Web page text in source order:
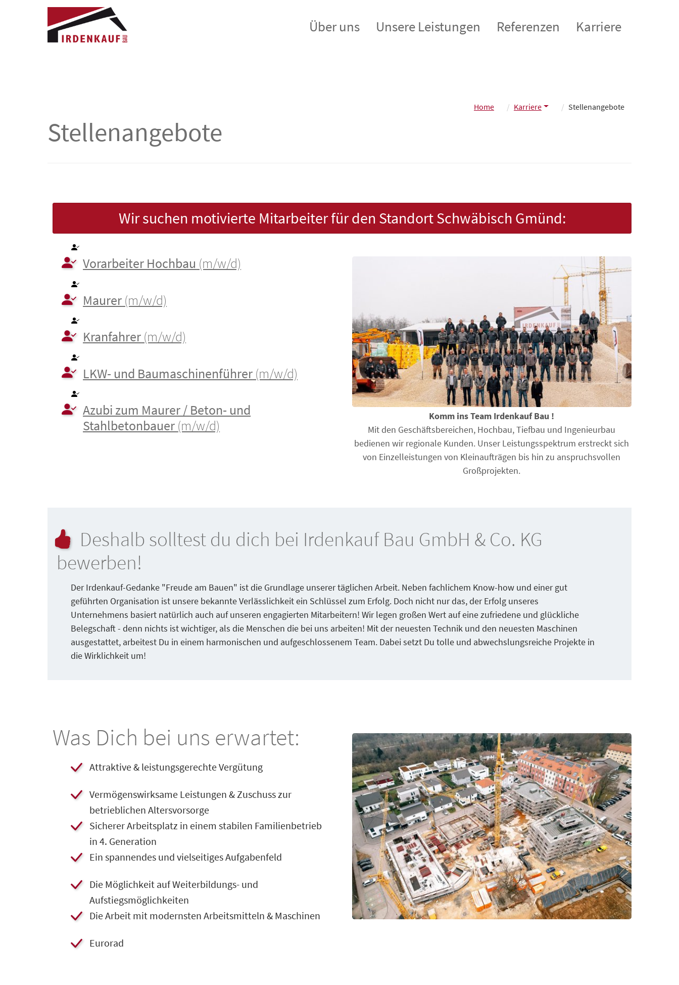
Über uns Unsere Leistungen Referenzen Karriere
Home Karriere Stellenangebote
Stellenangebote
Wir suchen motivierte Mitarbeiter für den Standort Schwäbisch Gmünd:
Komm ins Team Irdenkauf Bau !
Mit den Geschäftsbereichen, Hochbau, Tiefbau und Ingenieurbau
bedienen wir regionale Kunden. Unser Leistungsspektrum erstreckt sich
von Einzelleistungen von Kleinaufträgen bis hin zu anspruchsvollen
Großprojekten.
Vorarbeiter Hochbau (m/w/d)
Maurer (m/w/d)
Kranfahrer (m/w/d)
LKW- und Baumaschinenführer (m/w/d)
​Azubi zum Maurer / Beton- und
Stahlbetonbauer (m/w/d)
Deshalb solltest du dich bei Irdenkauf Bau GmbH & Co. KG
bewerben!
Der Irdenkauf-Gedanke "Freude am Bauen" ist die Grundlage unserer täglichen Arbeit. Neben fachlichem Know-how und einer gut
geführten Organisation ist unsere bekannte Verlässlichkeit ein Schlüssel zum Erfolg. Doch nicht nur das, der Erfolg unseres
Unternehmens basiert natürlich auch auf unseren engagierten Mitarbeitern! Wir legen großen Wert auf eine zufriedene und glückliche
Belegschaft - denn nichts ist wichtiger, als die Menschen die bei uns arbeiten! Mit der neuesten Technik und den neuesten Maschinen
ausgestattet, arbeitest Du in einem harmonischen und aufgeschlossenem Team. Dabei setzt Du tolle und abwechslungsreiche Projekte in
die Wirklichkeit um!
Was Dich bei uns erwartet:
​Attraktive & leistungsgerechte Vergütung
​​​Vermögenswirksame Leistungen & Zuschuss zur
betrieblichen Altersvorsorge
​​Sicherer Arbeitsplatz in einem stabilen Familienbetrieb
in 4. Generation
​Ein spannendes und vielseitiges Aufgabenfeld
​Die Möglichkeit auf Weiterbildungs- und
Aufstiegsmöglichkeiten
​​Die Arbeit mit modernsten Arbeitsmitteln & Maschinen
Eurorad